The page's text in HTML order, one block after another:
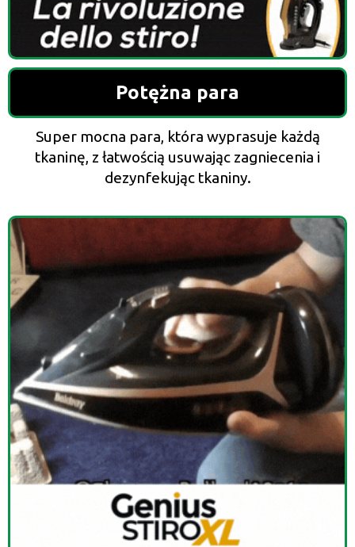
Potężna para
Super mocna para, która wyprasuje każdą
tkaninę, z łatwością usuwając zagniecenia i
dezynfekując tkaniny.